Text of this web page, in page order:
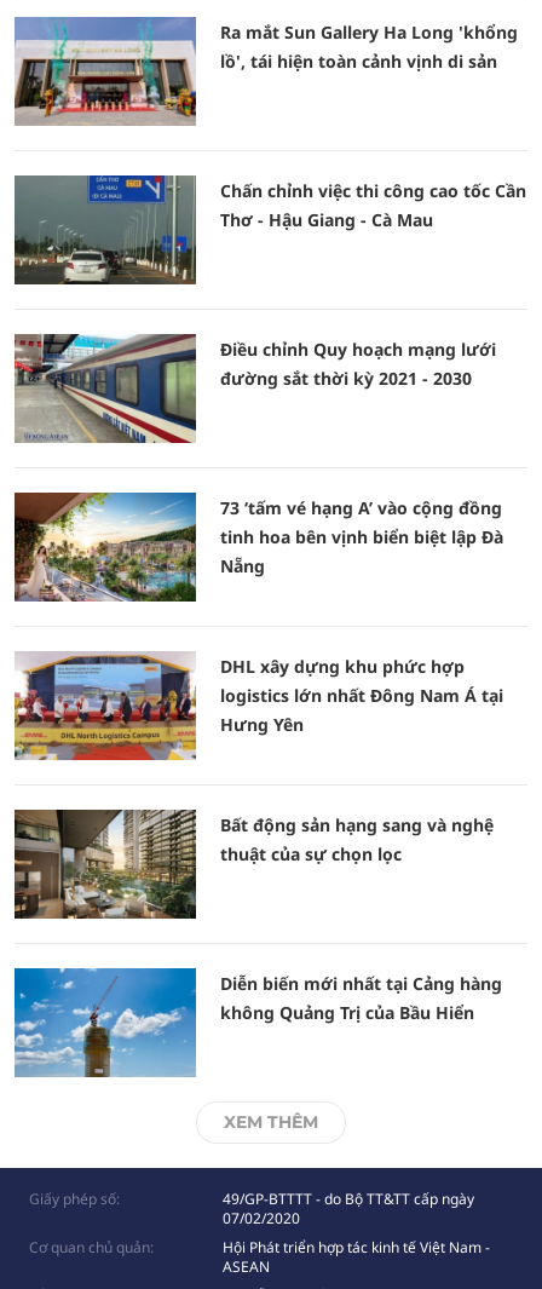
Ra mắt Sun Gallery Ha Long 'khổng
lồ', tái hiện toàn cảnh vịnh di sản
Chấn chỉnh việc thi công cao tốc Cần
Thơ - Hậu Giang - Cà Mau
Điều chỉnh Quy hoạch mạng lưới
đường sắt thời kỳ 2021 - 2030
73 ‘tấm vé hạng A’ vào cộng đồng
tinh hoa bên vịnh biển biệt lập Đà
Nẵng
DHL xây dựng khu phức hợp
logistics lớn nhất Đông Nam Á tại
Hưng Yên
Bất động sản hạng sang và nghệ
thuật của sự chọn lọc
Diễn biến mới nhất tại Cảng hàng
không Quảng Trị của Bầu Hiển
XEM THÊM
Giấy phép số:
49/GP-BTTTT - do Bộ TT&TT cấp ngày
07/02/2020
Cơ quan chủ quản:
Hội Phát triển hợp tác kinh tế Việt Nam -
ASEAN